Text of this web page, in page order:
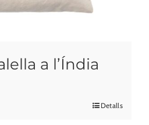
a l’Índia
Detalls